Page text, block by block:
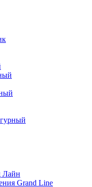
Лайн
Grand Line